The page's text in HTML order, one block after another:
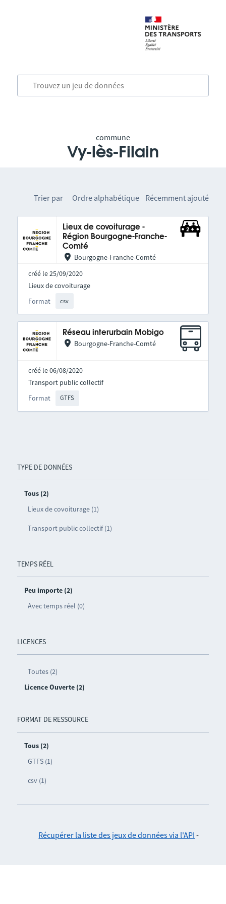
commune
Vy-lès-Filain
TYPE DE DONNÉES
Tous (2)
Lieux de covoiturage (1)
Transport public collectif (1)
TEMPS RÉEL
Peu importe (2)
Avec temps réel (0)
LICENCES
Toutes (2)
Licence Ouverte (2)
FORMAT DE RESSOURCE
Tous (2)
GTFS (1)
csv (1)
Trier par Ordre alphabétique Récemment ajouté
Lieux de covoiturage -
Région Bourgogne-Franche-
Comté
Bourgogne-Franche-Comté
créé le 25/09/2020
Format csv
Lieux de covoiturage
Réseau interurbain Mobigo
Bourgogne-Franche-Comté
créé le 06/08/2020
Format GTFS
Transport public collectif
Récupérer la liste des jeux de données via l'API -